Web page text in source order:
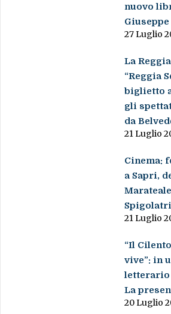
nuovo
Giuseppe
27 Luglio
La
“Reggia
biglietto
gli
da
21 Luglio
Cinema:
a Sapri,
21 Luglio
“Il
vive”: in
letterario
La
20 Luglio